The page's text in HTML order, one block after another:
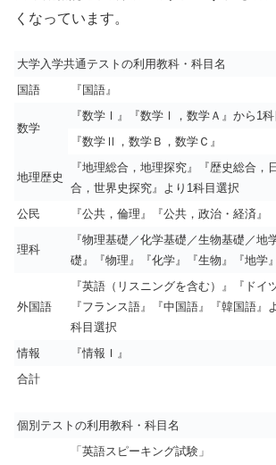
くなっています。
大学入学共通テストの利用教科・科目名
国語
『国語』
数学
『数学Ⅰ』『数学Ⅰ，数学Ａ』から1科
『数学Ⅱ，数学Ｂ，数学Ｃ』
地理歴史
『地理総合，地理探究』『歴史総合，
合，世界史探究』より1科目選択
公民 『公共，倫理』『公共，政治・経済』
理科
『物理基礎／化学基礎／生物基礎／地
礎』『物理』『化学』『生物』『地学』
外国語
『英語（リスニングを含む）』『ドイ
『フランス語』『中国語』『韓国語』
科目選択
情報 『情報Ｉ』
合計
個別テストの利用教科・科目名
「英語スピーキング試験」